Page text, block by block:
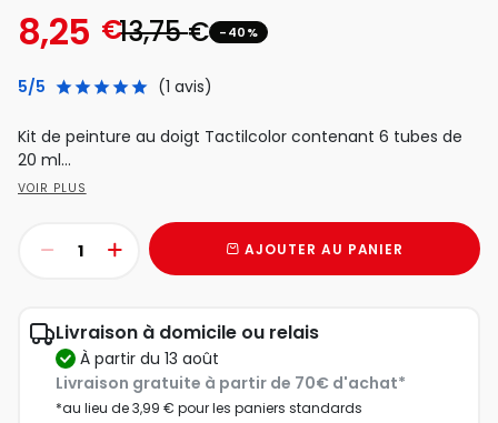
13,75€ -40%
8,25 €
5/5 (1 avis)
Kit de peinture au doigt Tactilcolor contenant 6 tubes de
20 ml...
VOIR PLUS
AJOUTER AU PANIER
Livraison à domicile ou relais
à partir du 13 août
Livraison gratuite à partir de 70€ d'achat*
*au lieu de 3,99 € pour les paniers standards